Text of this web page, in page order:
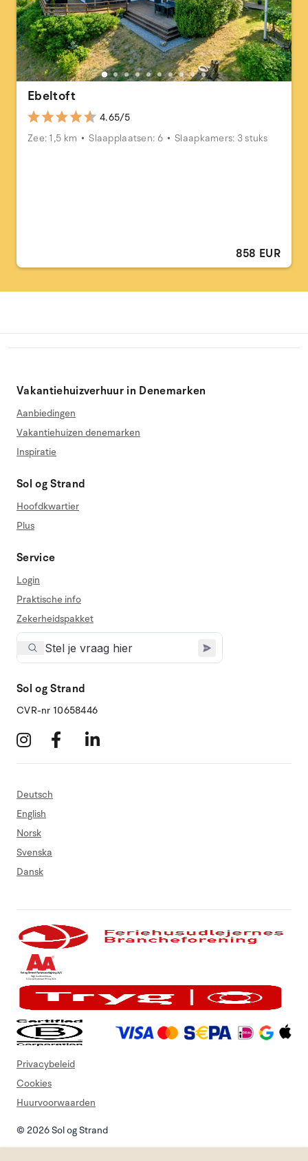
Ebeltoft
4.65/5
Zee: 1,5 km
Slaapplaatsen: 6 Slaapkamers: 3 stuks
858 EUR
Vakantiehuizverhuur in Denemarken
Aanbiedingen
Vakantiehuizen denemarken
Inspiratie
Sol og Strand
Hoofdkwartier
Plus
Service
Login
Praktische info
Zekerheidspakket
Sol og Strand
CVR-nr 10658446
Deutsch
English
Norsk
Svenska
Dansk
© 2026 Sol og Strand
Privacybeleid
Cookies
Huurvoorwaarden